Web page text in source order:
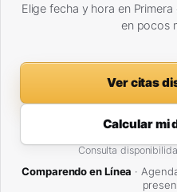
Elige fecha y hora en
en pocos
Ver citas
Calcular mi
Consulta
Comparendo en Línea ·